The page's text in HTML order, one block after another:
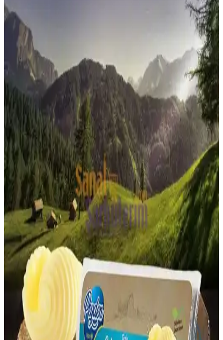
Çedene, Anadolu'nun doğal bitkisi olup, sağlık faydaları ve
lezzetiyle öne çıkar. Demir içeriği yüksek olan bu bitki, solunum ve
sindirim sağlığını destekler, modern yaşamda doğal ürünler arasında
yer alır.
Ormanlı Pirinci Nedir ve Özellikleriyle Mutfakta
Doğal Bir Seçenek
Ormanlı pirinci, doğal ortamda yetişen aromatik ve sağlıklı bir pirinç
türüdür. Geleneksel tekniklerle hazırlanan bu pirinç, yemeklere
özgün tat ve aroma katar, doğru pişirme teknikleriyle lezzetini ortaya
çıkarır.
Torku Bayram Çikolata: Geleneksel Tat ve Güncel
Ürün Seçenekleri
Torku Bayram Çikolata, uygun fiyatlı ve erişilebilir paketleriyle,
geleneksel lezzetleri modern tüketici beklentileriyle buluşturan
popüler bir ürün. Bayram ve özel günlerde tercih edilen, tat ve kalite
açısından memnuniyet sağlayan çikolata.
Somborka Biberi Turşusu: Geleneksel ve Sağlıklı Bir
Lezzet Seçeneği
Somborka biberi turşusu, acı ve ekşi aromasıyla geleneksel
mutfaklarda öne çıkan, sağlık açısından faydalı ve lezzetli bir
turşudur. Saklama ve kullanım önerileriyle uzun süre taze kalır.
Zafer Gazozu: Türkiye'nin Geleneksel ve Sevilen
Ferahlatıcı Gazozu Özellikleri ve Kökeni
Zafer Gazozu, Türkiye'nin geleneksel ve popüler ferahlatıcı içeceği
olup, kökeni ve üretim yeri hakkında net bilgiler bulunmamaktadır.
Doğal içerikleri ve nostaljik imajıyla tercih edilir.